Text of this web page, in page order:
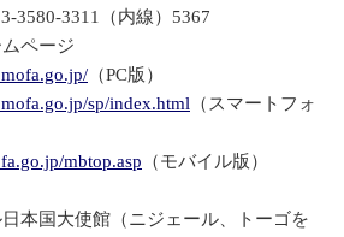
3311（内線）5367
ページ
（PC版）
sp/index.html （スマートフォ
mbtop.asp （モバイル版）
本国大使館（ニジェール、トーゴを